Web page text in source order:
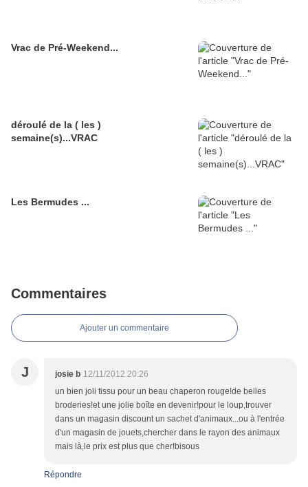
Vrac de Pré-Weekend...
déroulé de la ( les )
semaine(s)...VRAC
Les Bermudes ...
Commentaires
Ajouter un commentaire
J josie b 12/11/2012 20:26
un bien joli tissu pour un beau chaperon rouge!de belles
broderies!et une jolie boîte en devenir!pour le loup,trouver
dans un magasin discount un sachet d'animaux...ou à l'entrée
d'un magasin de jouets,chercher dans le rayon des animaux
mais là,le prix est plus que cher!bisous
Répondre